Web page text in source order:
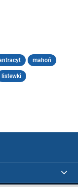
mahoń
listewki